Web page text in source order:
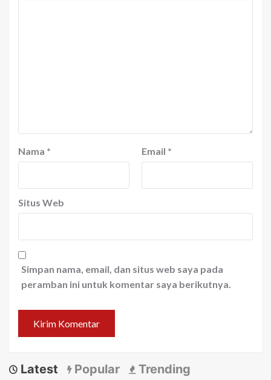
Nama * Email *
Situs Web
Simpan nama, email, dan situs web saya pada
peramban ini untuk komentar saya berikutnya.
Latest Popular Trending